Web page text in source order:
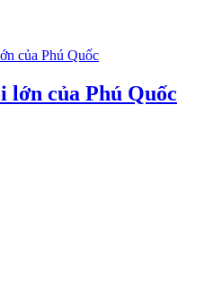
lớn của Phú Quốc